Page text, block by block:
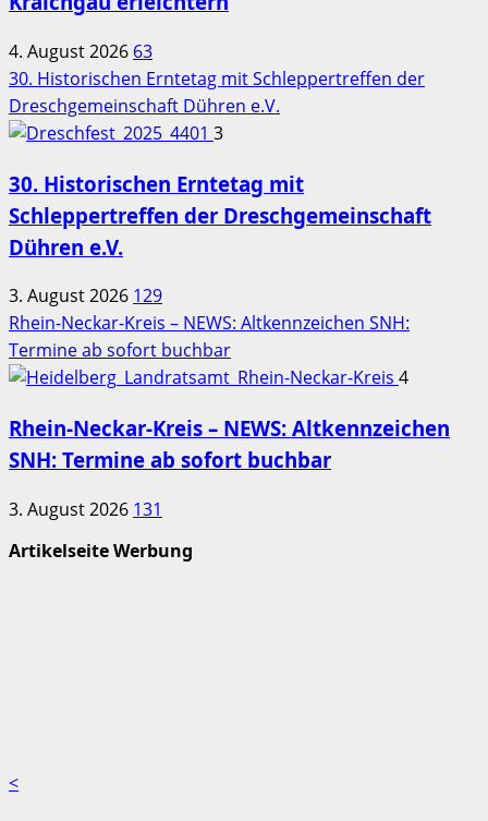
4. August 2026 63
30. Historischen Erntetag mit Schleppertreffen der
Dreschgemeinschaft Dühren e.V.
3
30. Historischen Erntetag mit
Schleppertreffen der Dreschgemeinschaft
Dühren e.V.
3. August 2026 129
Rhein-Neckar-Kreis – NEWS: Altkennzeichen SNH:
Termine ab sofort buchbar
4
Rhein-Neckar-Kreis – NEWS: Altkennzeichen
SNH: Termine ab sofort buchbar
3. August 2026 131
Artikelseite Werbung
<